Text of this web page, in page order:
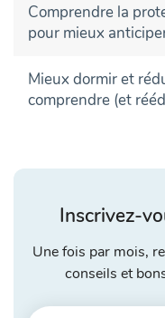
Comprendre la
pour mieux
Mieux dormir et
comprendre (et
Inscrivez-
Une fois par mois,
conseils et